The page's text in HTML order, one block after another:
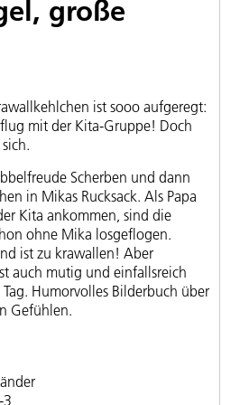
große
ist sooo aufgeregt:
mit der Kita-Gruppe! Doch
Scherben und dann
in Mikas Rucksack. Als Papa
Kita ankommen, sind die
ohne Mika losgeflogen.
ist zu krawallen! Aber
auch mutig und einfallsreich
Humorvolles Bilderbuch über
Gefühlen.
3